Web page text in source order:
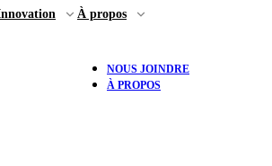
À propos
NOUS JOINDRE
À PROPOS